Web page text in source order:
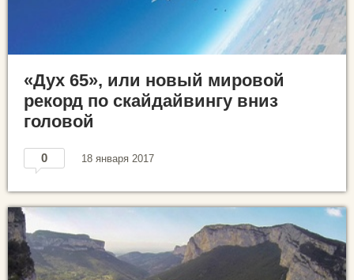
«Дух 65», или новый мировой
рекорд по скайдайвингу вниз
головой
0 18 января 2017